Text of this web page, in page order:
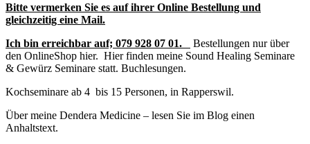
Bitte vermerken Sie es auf ihrer Online Bestellung und
gleichzeitig eine Mail.
Ich bin erreichbar auf; 079 928 07 01.
Bestellungen nur über
den OnlineShop hier. Hier finden meine Sound Healing Seminare
& Gewürz Seminare statt. Buchlesungen.
Kochseminare ab 4 bis 15 Personen, in Rapperswil.
Über meine Dendera Medicine – lesen Sie im Blog einen
Anhaltstext.